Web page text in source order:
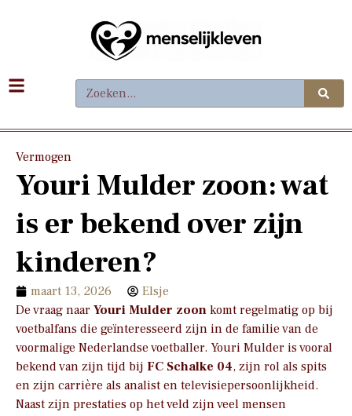
Vermogen
Youri Mulder zoon: wat
is er bekend over zijn
kinderen?
maart 13, 2026
Elsje
De vraag naar Youri Mulder zoon komt regelmatig op bij
voetbalfans die geïnteresseerd zijn in de familie van de
voormalige Nederlandse voetballer. Youri Mulder is vooral
bekend van zijn tijd bij FC Schalke 04, zijn rol als spits
en zijn carrière als analist en televisiepersoonlijkheid.
Naast zijn prestaties op het veld zijn veel mensen